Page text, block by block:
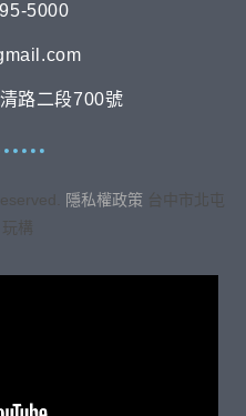
5000
路二段700號
隱私權政策 台中市北屯
構